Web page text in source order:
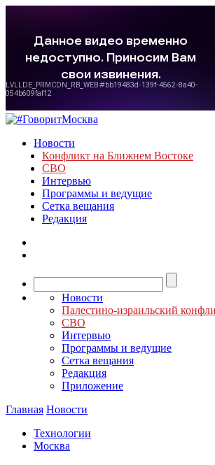
Новости
Конфликт на Ближнем Востоке
СВО
Интервью
Программы и ведущие
Сетка вещания
Редакция
Новости
Палестино-израильский
СВО
Интервью
Программы и ведущие
Сетка вещания
Редакция
Приложение
Главная Новости
Технологии
Москва